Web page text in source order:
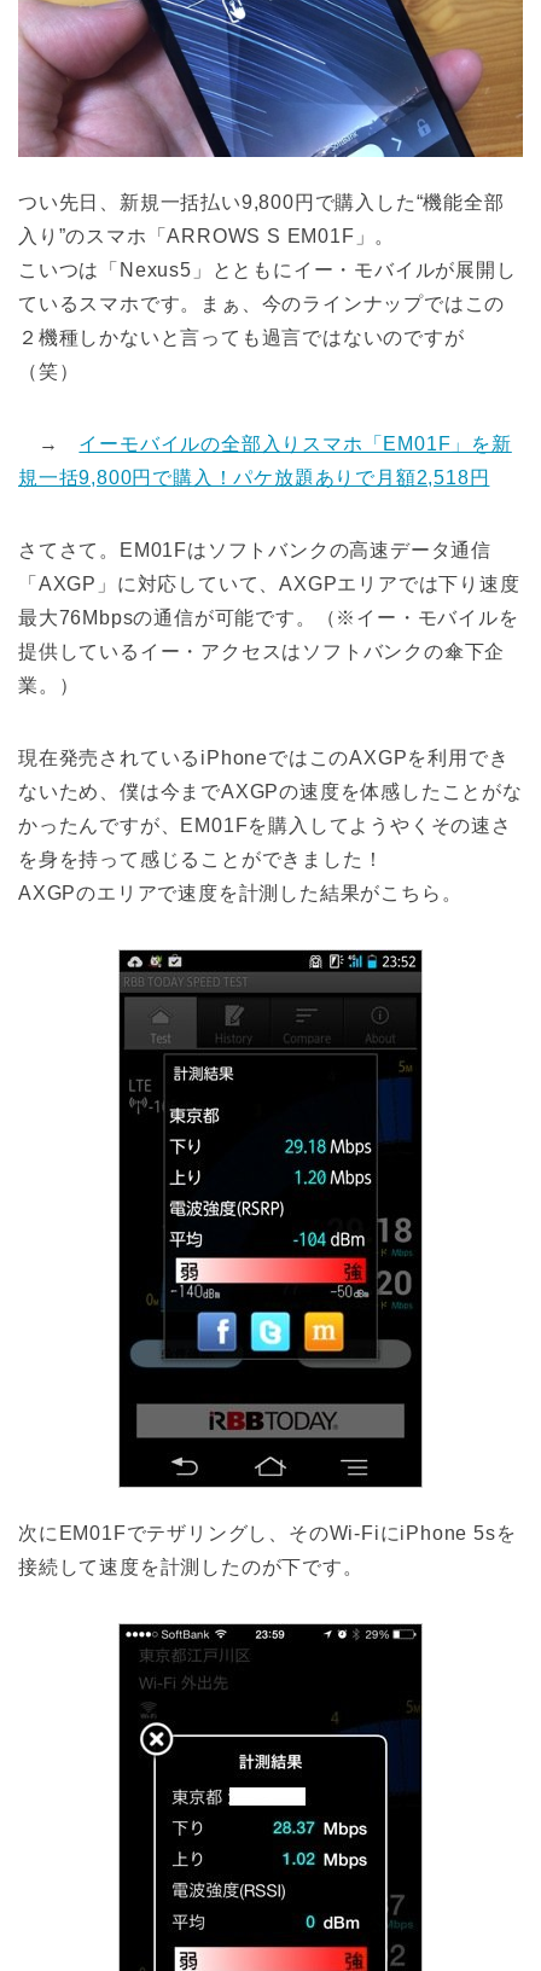
つい先日、新規一括払い9,800円で購入した“機能全部
入り”のスマホ「ARROWS S EM01F」。
こいつは「Nexus5」とともにイー・モバイルが展開し
ているスマホです。まぁ、今のラインナップではこの
２機種しかないと言っても過言ではないのですが
（笑）
→ イーモバイルの全部入りスマホ「EM01F」を新
規一括9,800円で購入！パケ放題ありで月額2,518円
さてさて。EM01Fはソフトバンクの高速データ通信
「AXGP」に対応していて、AXGPエリアでは下り速度
最大76Mbpsの通信が可能です。（※イー・モバイルを
提供しているイー・アクセスはソフトバンクの傘下企
業。）
現在発売されているiPhoneではこのAXGPを利用でき
ないため、僕は今までAXGPの速度を体感したことがな
かったんですが、EM01Fを購入してようやくその速さ
を身を持って感じることができました！
AXGPのエリアで速度を計測した結果がこちら。
次にEM01Fでテザリングし、そのWi-FiにiPhone 5sを
接続して速度を計測したのが下です。